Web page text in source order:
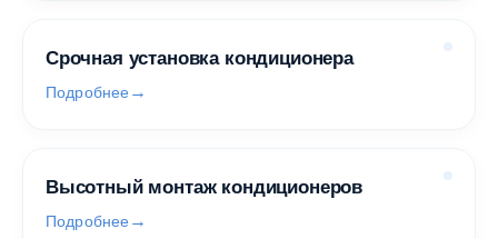
Срочная установка кондиционера
Подробнее
Высотный монтаж кондиционеров
Подробнее